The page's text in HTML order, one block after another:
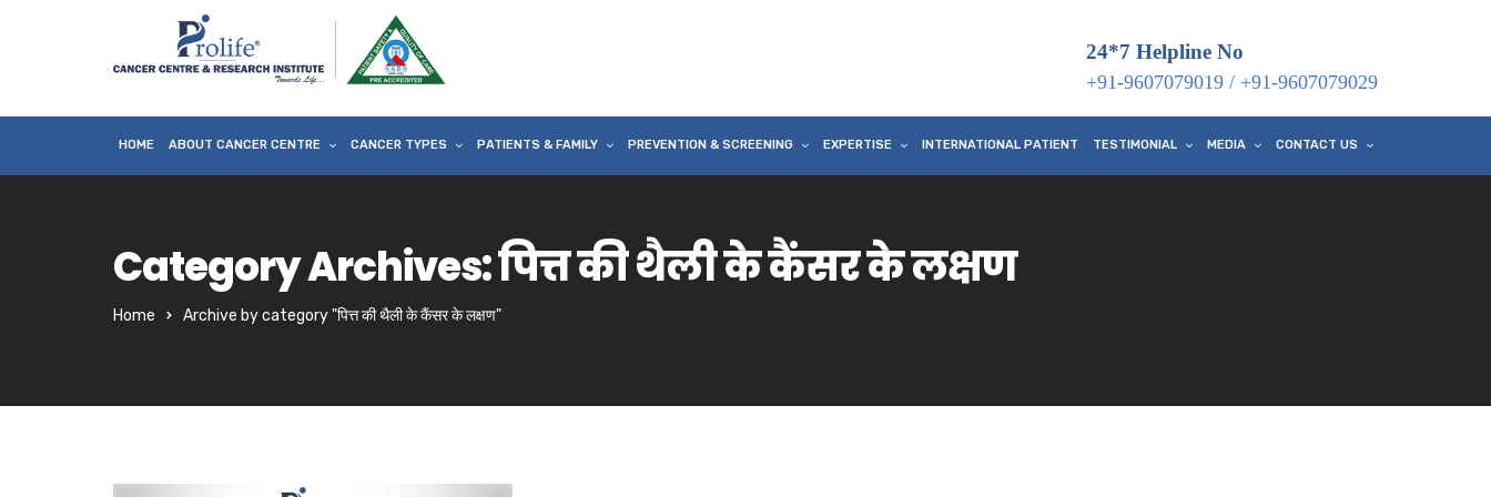
24*7 Helpline No
+91-9607079019 / +91-9607079029
HOME ABOUT CANCER CENTRE CANCER TYPES PATIENTS & FAMILY PREVENTION & SCREENING EXPERTISE INTERNATIONAL PATIENT TESTIMONIAL MEDIA CONTACT US
Category Archives: पित्त की थैली के कैंसर के लक्षण
Home Archive by category "पित्त की थैली के कैंसर के लक्षण"